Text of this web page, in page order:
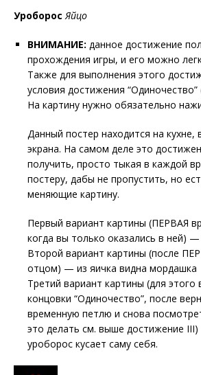
Уроборос Яйцо
ВНИМАНИЕ: данное достижение
прохождения игры, и его можно
Также для выполнения этого
условия достижения “Одиночество”
На картину нужно обязательно
Данный постер находится на кухне,
экрана. На самом деле это
получить, просто тыкая в каждой
постеру, дабы не пропустить, но
меняющие картину.
Первый вариант картины (ПЕРВАЯ
когда вы только оказались в ней)
Второй вариант картины (после
отцом) — из яичка видна мордашка
Третий вариант картины (для
концовки “Одиночество”, после
временную петлю и снова
это делать см. выше достижение
уроборос кусает саму себя.